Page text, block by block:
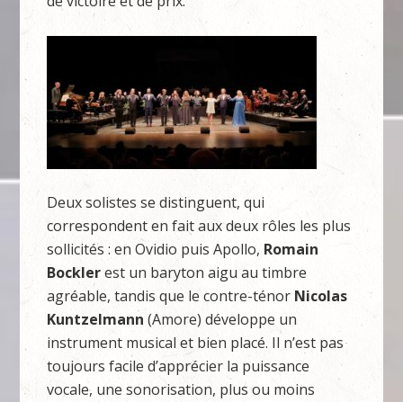
Deux solistes se distinguent, qui
correspondent en fait aux deux rôles les plus
sollicités : en Ovidio puis Apollo, Romain
Bocklerest un baryton aigu au timbre
agréable, tandis que le contre-ténor Nicolas
Kuntzelmann (Amore) développe un
instrument musical et bien placé. Il n’est pas
toujours facile d’apprécier la puissance
vocale, une sonorisation, plus ou moins